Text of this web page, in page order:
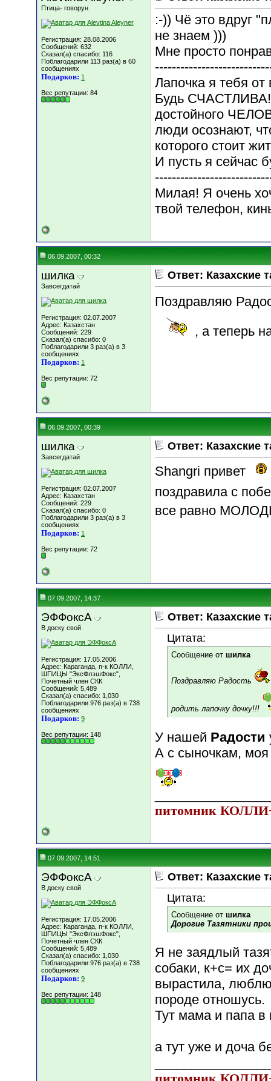
Птица- говорун
Регистрация: 28.08.2006
Сообщений: 632
Сказал(а) спасибо: 116
Поблагодарили 113 раз(а) в 60
сообщениях
Подарков: 1
Вес репутации: 84
:-)) Чё это вдруг
не знаем )))
Мне просто
Лапочка я тебя
Будь
достойного
люди осознают,
которого стоит
И пусть я сейчас
Милая! Я очень
твой телефон,
06.09.2007, 00:32
шилка
Завсегдатай
Регистрация: 02.07.2007
Адрес: Казахстан
Сообщений: 229
Сказал(а) спасибо: 0
Поблагодарили 3 раз(а) в 3
сообщениях
Подарков: 1
Вес репутации: 72
Ответ: Казахские
Поздравляю
, а теперь
06.09.2007, 00:39
шилка
Завсегдатай
Регистрация: 02.07.2007
Адрес: Казахстан
Сообщений: 229
Сказал(а) спасибо: 0
Поблагодарили 3 раз(а) в 3
сообщениях
Подарков: 1
Вес репутации: 72
Ответ: Казахские
Shangri привет
поздравила с
все равно
07.09.2007, 14:37
ЭФФоксА
В доску свой
Регистрация: 17.05.2006
Адрес: Караганда, п-к КОЛЛИ,
ШПИЦЫ "ЭксФлэшФокс",
Почетный член СКК
Сообщений: 5,489
Сказал(а) спасибо: 1,030
Поблагодарили 976 раз(а) в 738
сообщениях
Подарков: 9
Вес репутации: 148
Ответ: Казахские
Цитата:
Сообщение от шилка
Поздравляю Радость
родить лапочку дочку!!!
У нашей Радости
А с сыночкам,
питомник
07.09.2007, 14:51
ЭФФоксА
В доску свой
Регистрация: 17.05.2006
Адрес: Караганда, п-к КОЛЛИ,
ШПИЦЫ "ЭксФлэшФокс",
Почетный член СКК
Сообщений: 5,489
Сказал(а) спасибо: 1,030
Поблагодарили 976 раз(а) в 738
сообщениях
Подарков: 9
Вес репутации: 148
Ответ: Казахские
Цитата:
Сообщение от шилка
Дорогие Тазятники
Я не заядлый
собаки, к+с= их
вырастила,
породе отношусь.
Тут мама и папа в
а тут уже и доча